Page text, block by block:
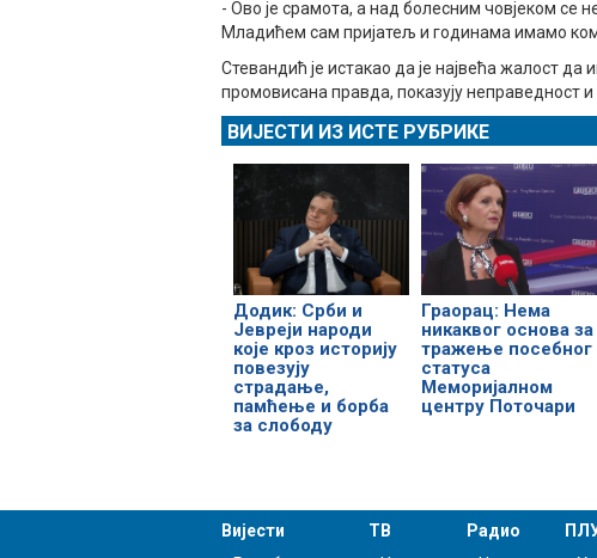
- Ово је срамота, а над болесним човјеком
Младићем сам пријатељ и годинама имамо
Стевандић је истакао да је највећа жалост да
промовисана правда, показују неправедност и
ВИЈЕСТИ ИЗ ИСТЕ РУБРИКЕ
Додик: Срби и
Јевреји народи
које кроз историју
повезују
страдање,
памћење и борба
за слободу
Граорац: Нема
никаквог основа за
тражење посебног
статуса
Меморијалном
центру Поточари
Вијести
ТВ
Радио